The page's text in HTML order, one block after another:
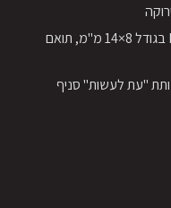
חדשנות פורצת דרך – צינור גומי EPDM בגודל 8×14 מ"מ, תואם
"עת לעשות" סניף